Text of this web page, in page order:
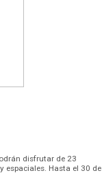
disfrutar de 23
espaciales. Hasta el 30 de